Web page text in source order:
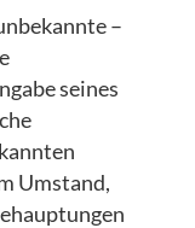
–
seines
Umstand,